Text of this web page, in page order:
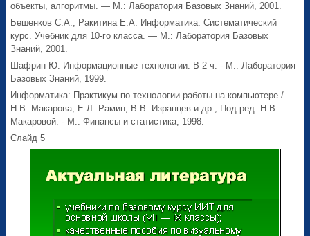
объекты, алгоритмы. — М.: Лаборатория Базовых Знаний, 2001.
Бешенков С.А., Ракитина Е.А. Информатика. Систематический
курс. Учебник для 10-го класса. — М.: Лаборатория Базовых
Знаний, 2001.
Шафрин Ю. Информационные технологии: В 2 ч. - М.: Лаборатория
Базовых Знаний, 1999.
Информатика: Практикум по технологии работы на компьютере /
Н.В. Макарова, Е.Л. Рамин, В.В. Изранцев и др.; Под ред. Н.В.
Макаровой. - М.: Финансы и статистика, 1998.
Слайд 5